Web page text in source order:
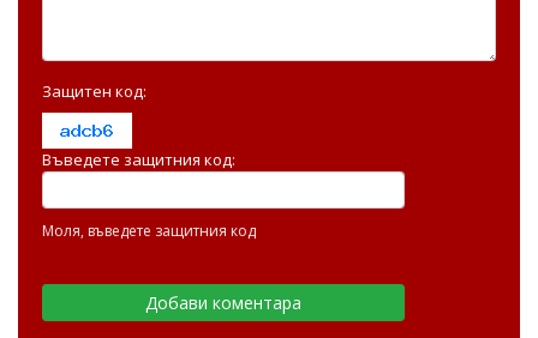
Защитен код:
Въведете защитния код:
Моля, въведете защитния код